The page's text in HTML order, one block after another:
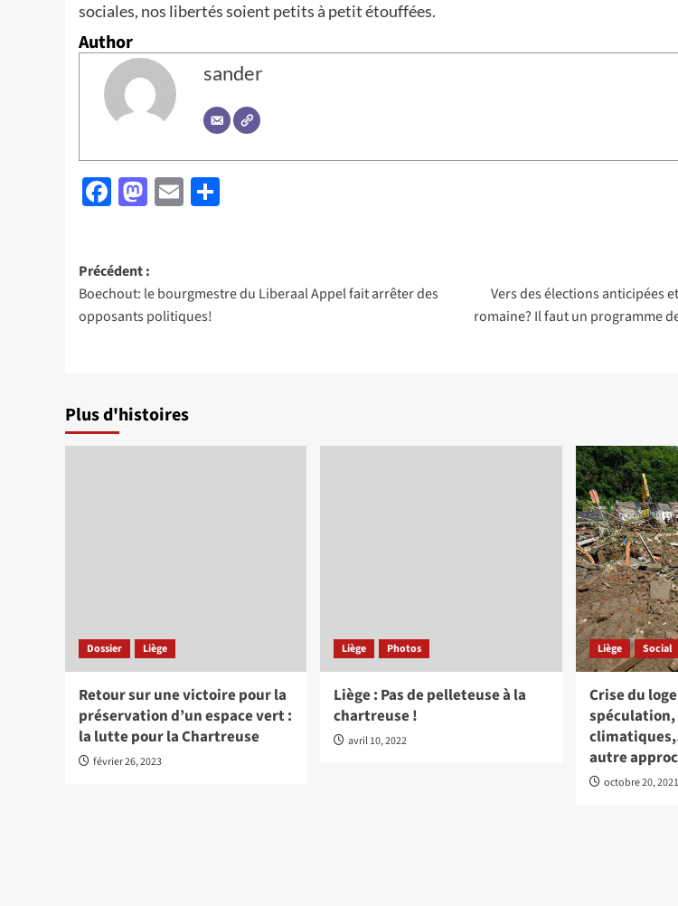
sociales, nos libertés soient petits à petit étouffées.
Author
sander
Facebook
Mastodon
Email
Navigation
d’article
Précédent :
Boechout: le bourgmestre du Liberaal Appel fait arrêter des
opposants politiques!
Vers des élections anticipées
romaine? Il faut un programme
Plus d'histoires
Dossier Liège
Retour sur une victoire pour la
préservation d’un espace vert :
la lutte pour la Chartreuse
février 26, 2023
Liège Photos
Liège : Pas de pelleteuse à la
chartreuse !
avril 10, 2022
Liège Social
Crise du
autre
octobre 20, 2021